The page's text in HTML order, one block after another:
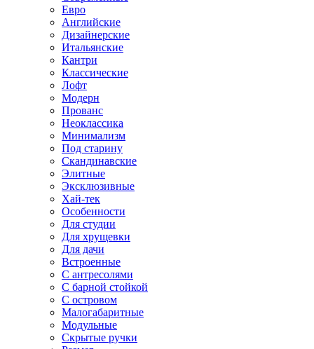
Евро
Английские
Дизайнерские
Итальянские
Кантри
Классические
Лофт
Модерн
Прованс
Неоклассика
Минимализм
Под старину
Скандинавские
Элитные
Эксклюзивные
Хай-тек
Особенности
Для студии
Для хрущевки
Для дачи
Встроенные
С антресолями
С барной стойкой
С островом
Малогабаритные
Модульные
Скрытые ручки